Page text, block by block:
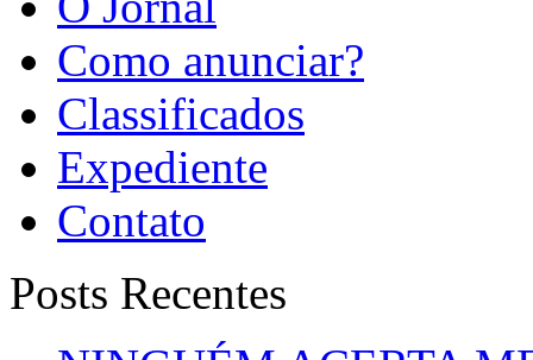
Como anunciar?
Classificados
Expediente
Contato
Posts Recentes